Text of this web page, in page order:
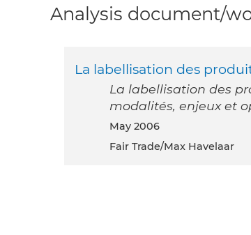
Analysis document/
La labellisation des
La labellisation des
modalités, enjeux et
May 2006
Fair Trade/Max Havelaar